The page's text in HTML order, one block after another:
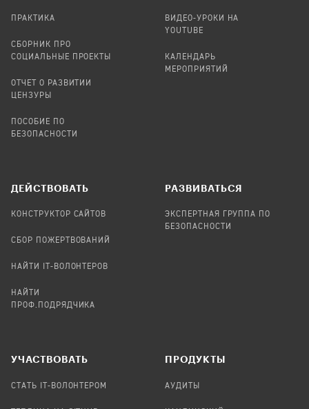
ПРАКТИКА
СБОРНИК ПРО
СОЦИАЛЬНЫЕ ПРОЕКТЫ
ОТЧЕТ О РАЗВИТИИ
ЦЕНЗУРЫ
ПОСОБИЕ ПО
БЕЗОПАСНОСТИ
ВИДЕО-УРОКИ НА
YOUTUBE
КАЛЕНДАРЬ
МЕРОПРИЯТИЙ
ДЕЙСТВОВАТЬ
КОНСТРУКТОР САЙТОВ
СБОР ПОЖЕРТВОВАНИЙ
НАЙТИ IT-ВОЛОНТЕРОВ
НАЙТИ
ПРОФ.ПОДРЯДЧИКА
РАЗВИВАТЬСЯ
ЭКСПЕРТНАЯ ГРУППА ПО
БЕЗОПАСНОСТИ
УЧАСТВОВАТЬ
СТАТЬ IT-ВОЛОНТЕРОМ
ПРОДУКТЫ
АУДИТЫ